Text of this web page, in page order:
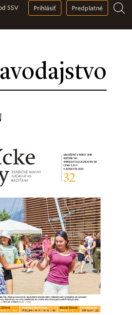
SSV Prihlásiť Predplatné